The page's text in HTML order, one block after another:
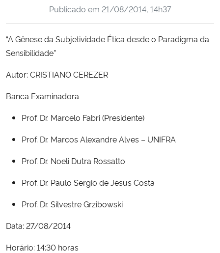
Ministério da Cidadania
Ministério do Turismo
Ministério do Desenvolvimento Regional
Publicado em 21/08/2014, 14h37
“A Gênese da Subjetividade Ética desde o Paradigma da
Sensibilidade”
Autor: CRISTIANO CEREZER
Banca Examinadora
Prof. Dr. Marcelo Fabri (Presidente)
Prof. Dr. Marcos Alexandre Alves – UNIFRA
Prof. Dr. Noeli Dutra Rossatto
Prof. Dr. Paulo Sergio de Jesus Costa
Prof. Dr. Silvestre Grzibowski
Data: 27/08/2014
Horário: 14:30 horas